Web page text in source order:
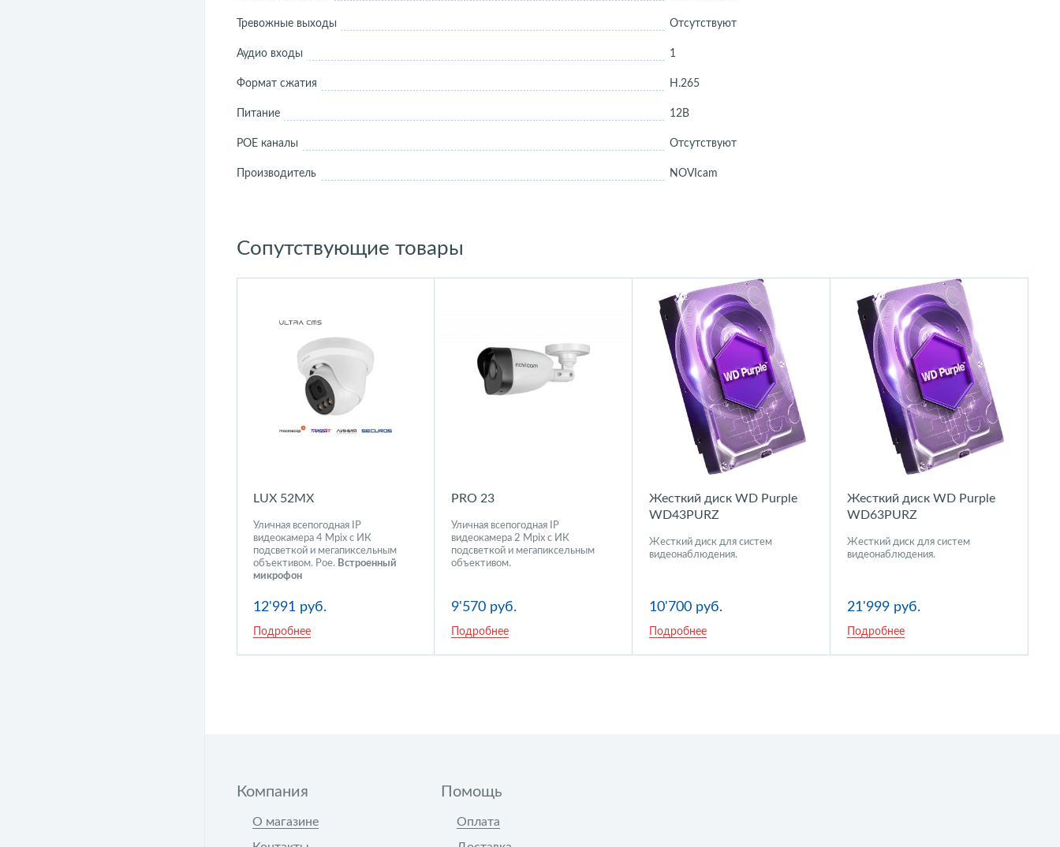
Тревожные выходы Отсутствуют
Аудио входы 1
Формат сжатия H.265
Питание 12В
POE каналы Отсутствуют
Производитель NOVIcam
Сопутствующие товары
LUX 52MX
Уличная всепогодная IP
видеокамера 4 Mpix с ИК
подсветкой и мегапиксельным
объективом. Poe. Встроенный
микрофон
12'991 руб.
Подробнее
PRO 23
Уличная всепогодная IP
видеокамера 2 Mpix с ИК
подсветкой и мегапиксельным
объективом.
9'570 руб.
Подробнее
Жесткий диск WD Purple
WD43PURZ
Жесткий диск для систем
видеонаблюдения.
10'700 руб.
Подробнее
Жесткий диск WD Purple
WD63PURZ
Жесткий диск для систем
видеонаблюдения.
21'999 руб.
Подробнее
Компания
О магазине
Помощь
Оплата